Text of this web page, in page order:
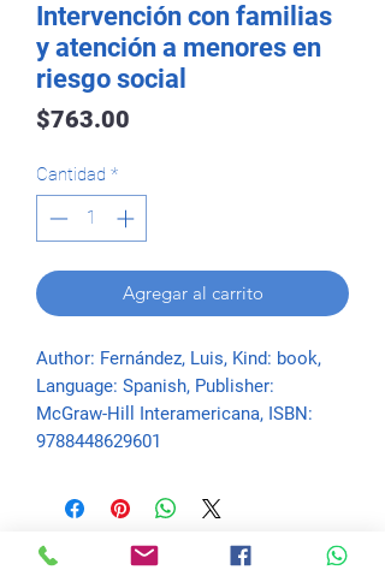
Intervención con familias
y atención a menores en
riesgo social
$763.00
Cantidad *
Agregar al carrito
Author: Fernández, Luis, Kind: book,
Language: Spanish, Publisher:
McGraw-Hill Interamericana, ISBN:
9788448629601